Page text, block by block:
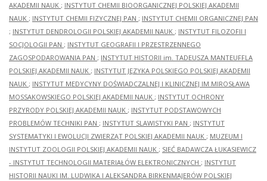
AKADEMII NAUK ; INSTYTUT CHEMII BIOORGANICZNEJ POLSKIEJ AKADEMII
NAUK ; INSTYTUT CHEMII FIZYCZNEJ PAN ; INSTYTUT CHEMII ORGANICZNEJ PAN
; INSTYTUT DENDROLOGII POLSKIEJ AKADEMII NAUK ; INSTYTUT FILOZOFII I
SOCJOLOGII PAN ; INSTYTUT GEOGRAFII I PRZESTRZENNEGO
ZAGOSPODAROWANIA PAN ; INSTYTUT HISTORII im. TADEUSZA MANTEUFFLA
POLSKIEJ AKADEMII NAUK ; INSTYTUT JĘZYKA POLSKIEGO POLSKIEJ AKADEMII
NAUK ; INSTYTUT MEDYCYNY DOŚWIADCZALNEJ I KLINICZNEJ IM.MIROSŁAWA
MOSSAKOWSKIEGO POLSKIEJ AKADEMII NAUK ; INSTYTUT OCHRONY
PRZYRODY POLSKIEJ AKADEMII NAUK ; INSTYTUT PODSTAWOWYCH
PROBLEMÓW TECHNIKI PAN ; INSTYTUT SLAWISTYKI PAN ; INSTYTUT
SYSTEMATYKI I EWOLUCJI ZWIERZĄT POLSKIEJ AKADEMII NAUK ; MUZEUM I
INSTYTUT ZOOLOGII POLSKIEJ AKADEMII NAUK ; SIEĆ BADAWCZA ŁUKASIEWICZ
- INSTYTUT TECHNOLOGII MATERIAŁÓW ELEKTRONICZNYCH ; INSTYTUT
HISTORII NAUKI IM. LUDWIKA I ALEKSANDRA BIRKENMAJERÓW POLSKIEJ